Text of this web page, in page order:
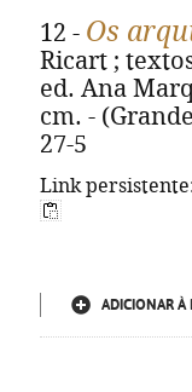
12 - Os
Ricart ;
ed. Ana
cm. -
27-5
Link
ADICIONAR À